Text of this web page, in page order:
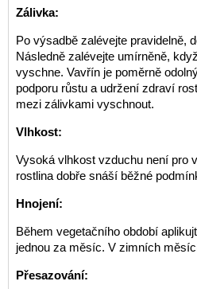
Zálivka:
Po výsadbě zalévejte pravidelně,
Následně zalévejte umírněně,
vyschne. Vavřín je poměrně
podporu růstu a udržení zdraví
mezi zálivkami vyschnout.
Vlhkost:
Vysoká vlhkost vzduchu není pro
rostlina dobře snáší běžné
Hnojení:
Během vegetačního období
jednou za měsíc. V zimních
Přesazování: